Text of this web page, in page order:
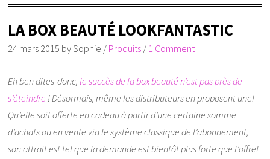
LA BOX BEAUTÉ LOOKFANTASTIC
24 mars 2015 bySophie / Produits / 1 Comment
Eh ben dites-donc,le succès de la box beauté n’est pas près de
s’éteindre ! Désormais, même les distributeurs en proposent une!
Qu’elle soit offerte en cadeau à partir d’une certaine somme
d’achats ou en vente via le système classique de l’abonnement,
son attrait est tel que la demande est bientôt plus forte que l’offre!